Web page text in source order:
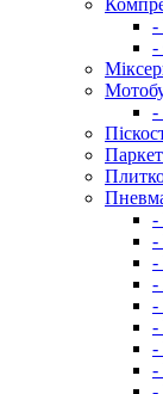
-
-
-
-
-
-
-
-
-
-
-